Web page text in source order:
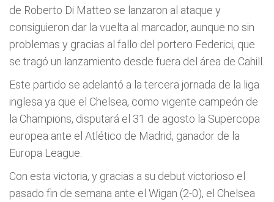
de Roberto Di Matteo se lanzaron al ataque y
consiguieron dar la vuelta al marcador, aunque no sin
problemas y gracias al fallo del portero Federici, que
se tragó un lanzamiento desde fuera del área de Cahill.
Este partido se adelantó a la tercera jornada de la liga
inglesa ya que el Chelsea, como vigente campeón de
la Champions, disputará el 31 de agosto la Supercopa
europea ante el Atlético de Madrid, ganador de la
Europa League.
Con esta victoria, y gracias a su debut victorioso el
pasado fin de semana ante el Wigan (2-0), el Chelsea